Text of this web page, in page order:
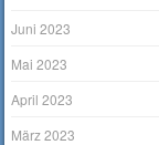
Juni 2023
Mai 2023
April 2023
März 2023